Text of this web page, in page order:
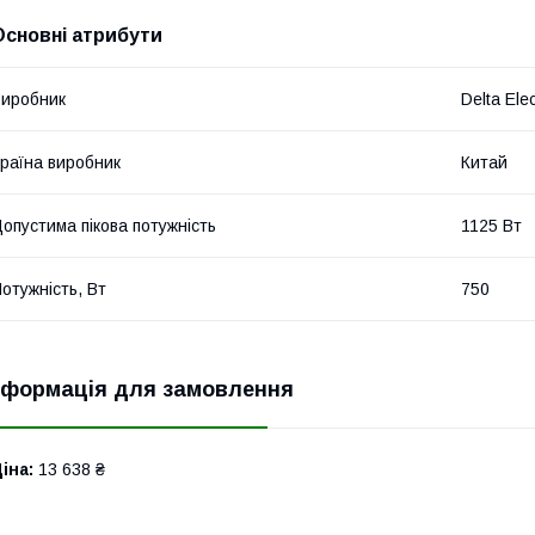
атрибути
Delta
виробник Китай
пікова потужність 1125 Вт
Вт 750
для замовлення
13 638 ₴